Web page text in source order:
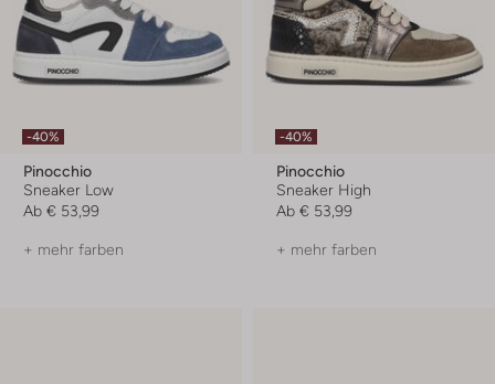
-40%
Pinocchio
Sneaker Low
Ab € 53,99
+ mehr farben
-40%
Pinocchio
Sneaker High
Ab € 53,99
+ mehr farben